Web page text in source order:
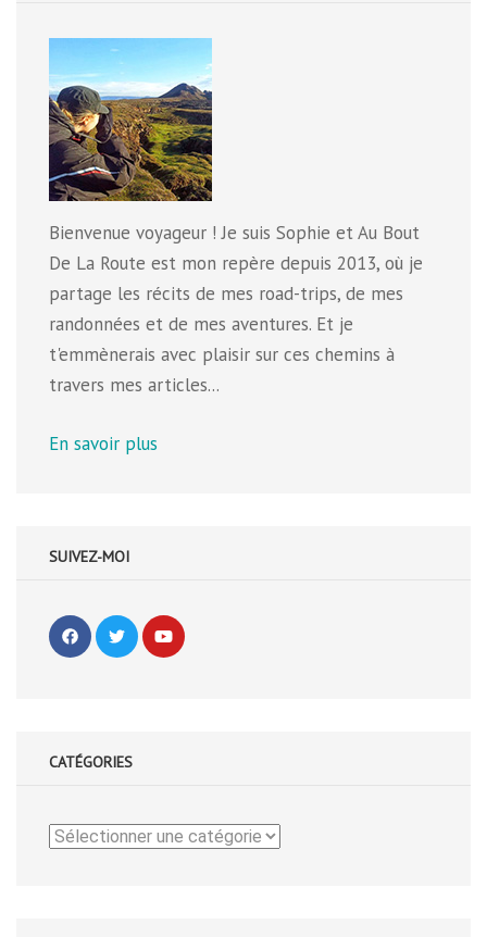
Bienvenue voyageur ! Je suis Sophie et Au Bout
De La Route est mon repère depuis 2013, où je
partage les récits de mes road-trips, de mes
randonnées et de mes aventures. Et je
t'emmènerais avec plaisir sur ces chemins à
travers mes articles...
En savoir plus
SUIVEZ-MOI
CATÉGORIES
Catégories